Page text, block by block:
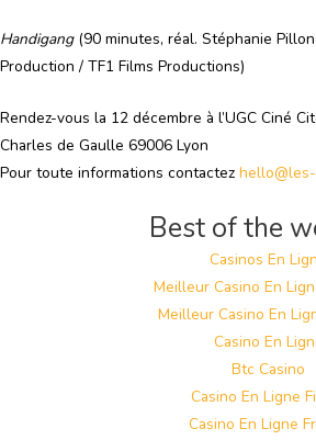
Handigang(90 minutes, réal. Stéphanie
Production / TF1 Films Productions)
Rendez-vous la 12 décembre à l’UGC Ciné
Charles de Gaulle 69006 Lyon
Pour toute informations contactez
Best of the
Casinos En
Meilleur Casino En
Meilleur Casino En
Casino En
Btc Casino
Casino En Ligne
Casino En Ligne